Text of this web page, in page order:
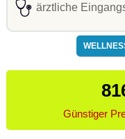
ärztliche
Günstiger